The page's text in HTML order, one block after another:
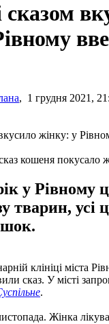
, 1 грудня 2021,
кошеня покусало
у Рівному
тварин, усі
клініці міста
сказ. У місті
.
Жінка